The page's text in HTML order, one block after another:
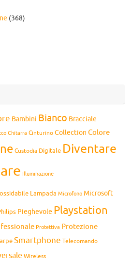
(368)
Bambini Bianco Bracciale
Chitarra Cinturino Collection Colore
Custodia Digitale Diventare
Illuminazione
Lampada Microfono Microsoft
Pieghevole Playstation
Protettiva Protezione
Smartphone Telecomando
Wireless